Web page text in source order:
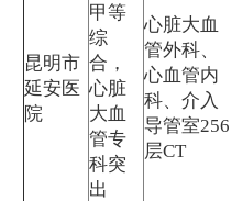
昆明市
延安医
院
甲等
综
合，
心脏
大血
管专
科突
出
心脏大血
管外科、
心血管内
科、介入
导管室256
层CT